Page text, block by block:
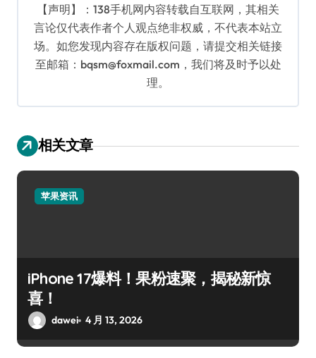
【声明】：138手机网内容转载自互联网，其相关
言论仅代表作者个人观点绝非权威，不代表本站立
场。如您发现内容存在版权问题，请提交相关链接
至邮箱：bqsm@foxmail.com，我们将及时予以处
理。
相关文章
苹果资讯
iPhone 17爆料！果粉速聚，揭秘新惊
喜！
dawei 4 月 13, 2026